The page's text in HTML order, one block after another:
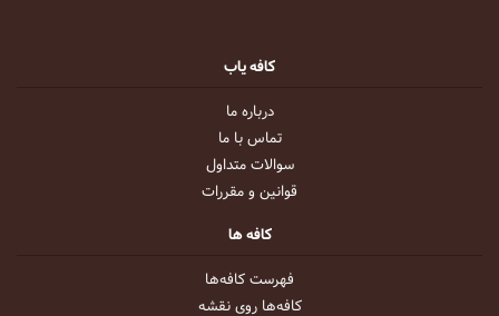
کافه یاب
درباره ما
تماس با ما
سوالات متداول
قوانین و مقررات
کافه ها
فهرست کافه‌ها
کافه‌ها روی نقشه